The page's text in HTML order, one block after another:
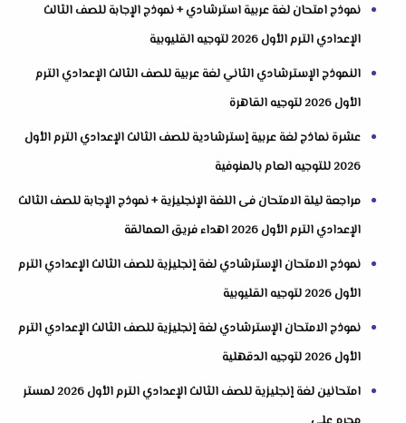
نموذج امتحان لغة عربية استرشادي + نموذج الإجابة للصف الثالث
الإعدادي الترم الأول 2026 لتوجيه القليوبية
النموذج الإسترشادي الثاني لغة عربية للصف الثالث الإعدادي الترم
الأول 2026 لتوجيه القاهرة
عشرة نماذج لغة عربية إسترشادية للصف الثالث الإعدادي الترم الأول
2026 للتوجيه العام بالمنوفية
مراجعة ليلة الامتحان فى اللغة الإنجليزية + نموذج الإجابة للصف الثالث
الإعدادي الترم الأول 2026 اهداء فريق العمالقة
نموذج الامتحان الإسترشادي لغة إنجليزية للصف الثالث الإعدادي الترم
الأول 2026 لتوجيه القليوبية
نموذج الامتحان الإسترشادي لغة إنجليزية للصف الثالث الإعدادي الترم
الأول 2026 لتوجيه الدقهلية
امتحانين لغة إنجليزية للصف الثالث الإعدادي الترم الأول 2026 لمستر